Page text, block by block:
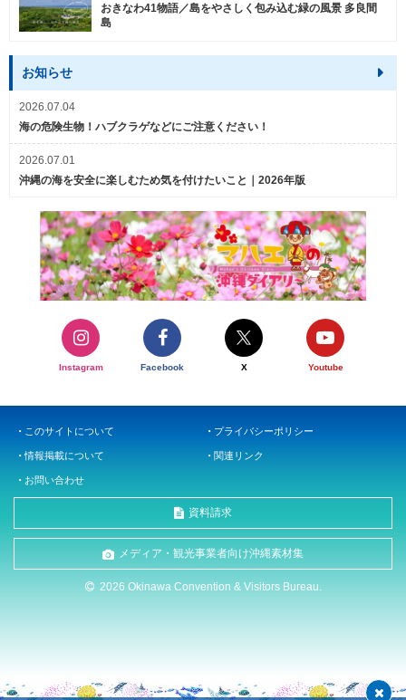
おきなわ41物語／島をやさしく包み込む緑の風景 多良間
島
お知らせ
2026.07.04
海の危険生物！ハブクラゲなどにご注意ください！
2026.07.01
沖縄の海を安全に楽しむため気を付けたいこと｜2026年版
Instagram Facebook X Youtube
このサイトについて プライバシーポリシー
情報掲載について 関連リンク
お問い合わせ
資料請求
メディア・観光事業者向け沖縄素材集
2026 Okinawa Convention & Visitors Bureau.